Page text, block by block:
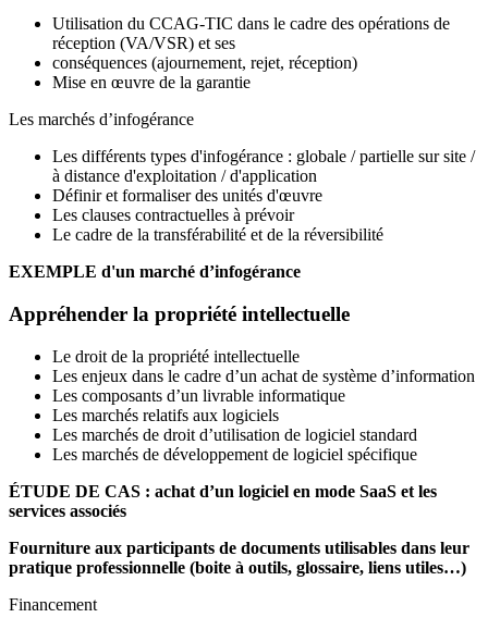
Utilisation du CCAG-TIC dans le cadre des opérations de
réception (VA/VSR) et ses
conséquences (ajournement, rejet, réception)
Mise en œuvre de la garantie
Les marchés d’infogérance
Les différents types d'infogérance : globale / partielle sur site /
à distance d'exploitation / d'application
Définir et formaliser des unités d'œuvre
Les clauses contractuelles à prévoir
Le cadre de la transférabilité et de la réversibilité
EXEMPLE d'un marché d’infogérance
Appréhender la propriété intellectuelle
Le droit de la propriété intellectuelle
Les enjeux dans le cadre d’un achat de système d’information
Les composants d’un livrable informatique
Les marchés relatifs aux logiciels
Les marchés de droit d’utilisation de logiciel standard
Les marchés de développement de logiciel spécifique
ÉTUDE DE CAS : achat d’un logiciel en mode SaaS et les
services associés
Fourniture aux participants de documents utilisables dans leur
pratique professionnelle (boite à outils, glossaire, liens utiles…)
Financement